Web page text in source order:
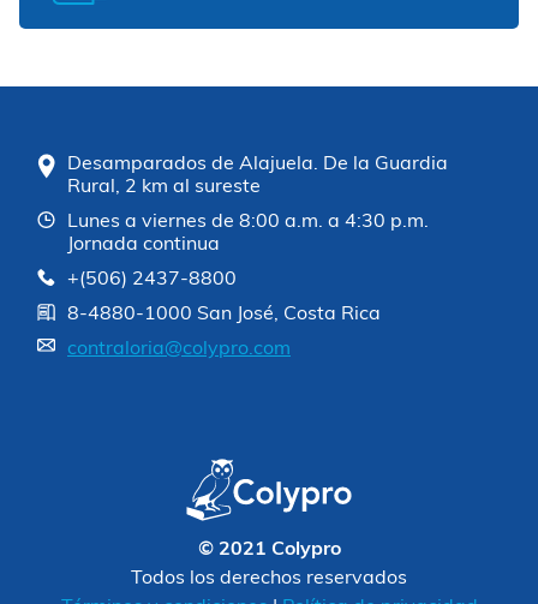
Desamparados de Alajuela. De la Guardia
Rural, 2 km al sureste
Lunes a viernes de 8:00 a.m. a 4:30 p.m.
Jornada continua
+(506) 2437-8800
8-4880-1000 San José, Costa Rica
contraloria@colypro.com
© 2021 Colypro
Todos los derechos reservados